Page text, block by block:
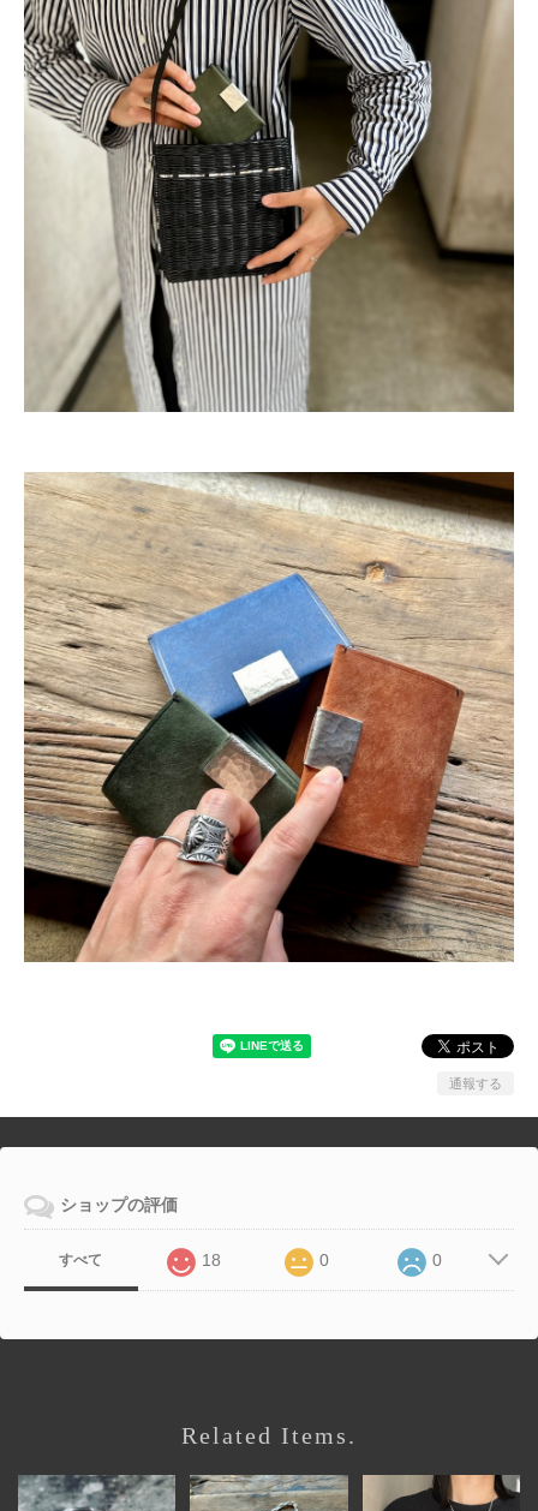
通報する
ショップの評価
すべて 18 0 0
Related Items.